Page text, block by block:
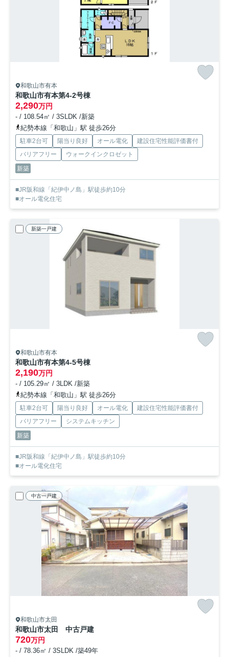
和歌山市有本
和歌山市有本第4-2号棟
2,290万円
- / 108.54㎡ / 3SLDK /新築
紀勢本線「和歌山」駅 徒歩26分
駐車2台可 陽当り良好 オール電化
建設住宅性能評価書付
バリアフリー
ウォークインクロゼット
新築
■JR阪和線「紀伊中ノ島」駅徒歩約10分
■オール電化住宅
新築一戸建
和歌山市有本
和歌山市有本第4-5号棟
2,190万円
- / 105.29㎡ / 3LDK /新築
紀勢本線「和歌山」駅 徒歩26分
駐車2台可 陽当り良好 オール電化
建設住宅性能評価書付
バリアフリー
システムキッチン
新築
■JR阪和線「紀伊中ノ島」駅徒歩約10分
■オール電化住宅
中古一戸建
和歌山市太田
和歌山市太田 中古戸建
720万円
- / 78.36㎡ / 3SLDK /築49年